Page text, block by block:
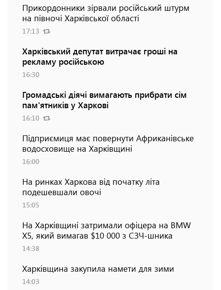
Прикордонники зірвали російський штурм
на півночі Харківської області
17:13
Харківський депутат витрачає гроші на
рекламу російською
16:30
Громадські діячі вимагають прибрати сім
пам'ятників у Харкові
16:10
Підприємиця має повернути Африканівське
водосховище на Харківщині
16:00
На ринках Харкова від початку літа
подешевшали овочі
15:05
На Харківщині затримали офіцера на BMW
Х5, який вимагав $10 000 з СЗЧ-шника
14:38
Харківщина закупила намети для зими
14:03